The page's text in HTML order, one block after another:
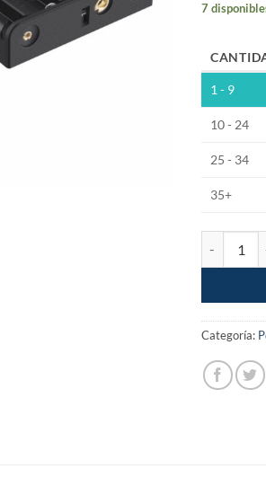
7
1 - 9
10 - 24
25 - 34
35+
Categoría: